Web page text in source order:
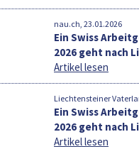
nau.ch, 23.01.2026
Ein Swiss
2026 geht nach
Artikel lesen
Liechtensteiner
Ein Swiss
2026 geht nach
Artikel lesen